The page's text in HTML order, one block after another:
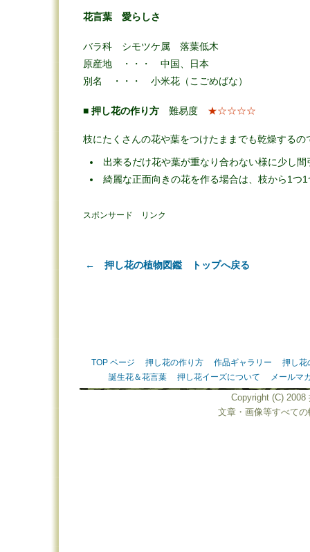
花言葉 愛らしさ
バラ科 シモツケ属 落葉低木
原産地 ・・・ 中国、日本
別名 ・・・ 小米花（こごめばな）
■ 押し花の作り方 難易度 ★☆☆☆☆
枝にたくさんの花や葉をつけたままでも乾燥する
出来るだけ花や葉が重なり合わない様に少し
綺麗な正面向きの花を作る場合は、枝から1つ
スポンサード リンク
← 押し花の植物図鑑 トップへ戻る
TOP ページ 押し花の作り方 作品ギャラリー
押し花
誕生花＆花言葉
押し花イーズについて メールマ
Copyright (C)
文章・画像等すべて